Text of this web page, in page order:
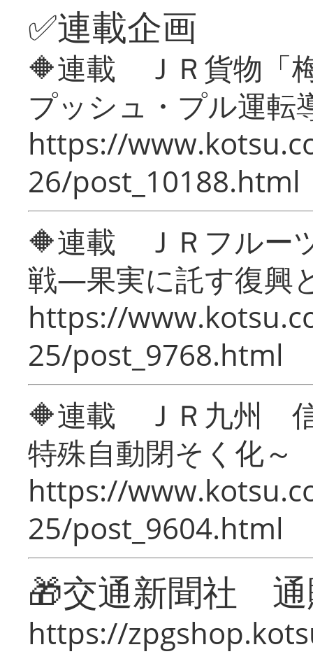
✅連載企画
🔶連載 ＪＲ貨物「
プッシュ・プル運転
https://
26/post_10188.html
🔶連載 ＪＲフルー
戦―果実に託す復興
https://
25/post_9768.html
🔶連載 ＪＲ九州 信
特殊自動閉そく化～
https://
25/post_9604.html
🎁交通新聞社
https://